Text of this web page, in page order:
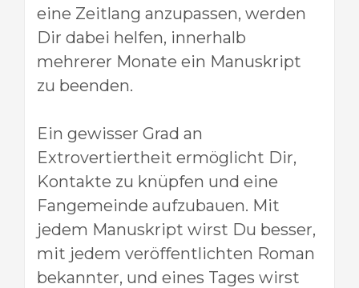
eine Zeitlang anzupassen, werden
Dir dabei helfen, innerhalb
mehrerer Monate ein Manuskript
zu beenden.
Ein gewisser Grad an
Extrovertiertheit ermöglicht Dir,
Kontakte zu knüpfen und eine
Fangemeinde aufzubauen. Mit
jedem Manuskript wirst Du besser,
mit jedem veröffentlichten Roman
bekannter, und eines Tages wirst